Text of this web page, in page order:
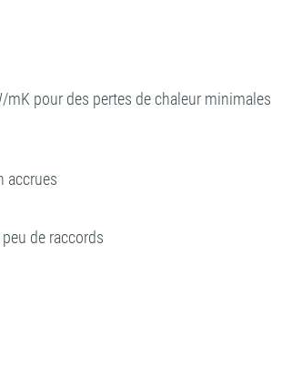
pour des pertes de chaleur minimales
accrues
de raccords